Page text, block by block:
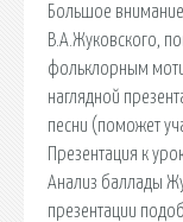
Большое
В.А.Жуковского,
фольклорным
наглядной
песни (поможет
Презентация к
Анализ баллады
презентации